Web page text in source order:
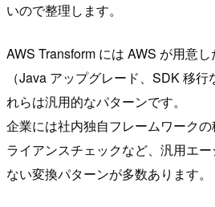
いので整理します。
AWS Transform には AWS が用意
（Java アップグレード、SDK 移
れらは汎用的なパターンです。
企業には社内独自フレームワーク
ライアンスチェックなど、汎用エ
ない変換パターンが多数あります。